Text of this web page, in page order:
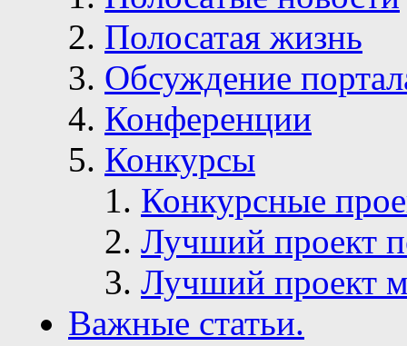
Полосатая жизнь
Обсуждение
Конференции
Конкурсы
Конкурсные
Лучший проект
Лучший проект
Важные статьи.